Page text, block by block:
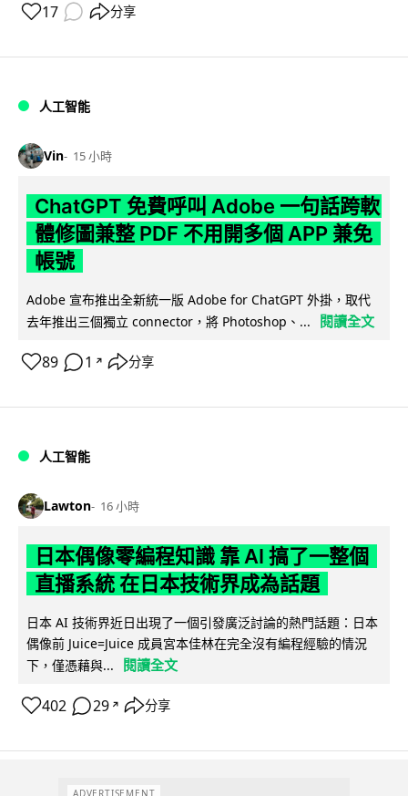
17 分享
人工智能
Vin 15 小時
ChatGPT 免費呼叫 Adobe 一句話跨軟
體修圖兼整 PDF 不用開多個 APP 兼免
帳號
Adobe 宣布推出全新統一版 Adobe for ChatGPT 外掛，取代
去年推出三個獨立 connector，將 Photoshop、...
閱讀全文
89 1 ↗ 分享
人工智能
Lawton 16 小時
日本偶像零編程知識 靠 AI 搞了一整個
直播系統 在日本技術界成為話題
日本 AI 技術界近日出現了一個引發廣泛討論的熱門話題：日本
偶像前 Juice=Juice 成員宮本佳林在完全沒有編程經驗的情況
下，僅憑藉與...
閱讀全文
402 29 ↗ 分享
ADVERTISEMENT